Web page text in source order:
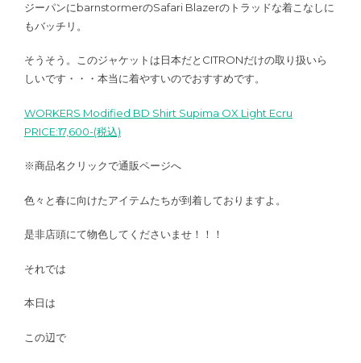
ジーパンにbarnstormerのSafari Blazerのトラッドな着こなしに
もバッチリ。
そうそう。このジャケットは日本だとCITRONだけの取り扱いら
しいです・・・本当に着やすいのでおすすめです。
WORKERS Modified BD Shirt Supima OX Light Ecru
PRICE:17,600-(税込)
※商品名クリックで通販ページへ
色々と春に向けたアイテムたちが到着しておりますよ。
是非店頭にて物色してくださいませ！！！
それでは
本日は
この辺で